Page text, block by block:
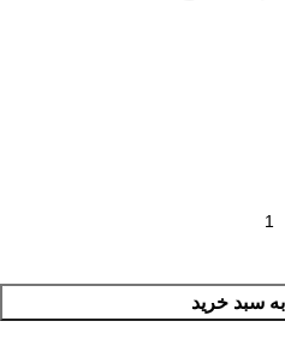
سبد خرید